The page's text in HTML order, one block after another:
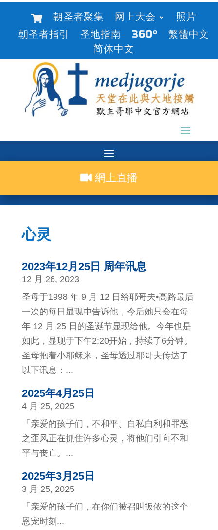
朝圣者聚集 网上大会
照片
朝圣者指引
圣地指南 360°
繁體中文
简体中文
網上直播
心灵
2023年12月25日 周年讯息
12 月 26, 2023
圣母于1998 年 9 月 12 日给耶哥夫•高路最后
一次的每日显现中告诉他，今后她只会在每
年 12 月 25 日的圣诞节显现给他。今年也是
如此，显现于下午2:20开始，持续了6分钟。
圣母抱着小耶稣来，圣母透过耶哥夫传达了
以下讯息：...
2025年4月25日
4 月 25, 2025
「亲爱的孩子们，不和平、自私自利和罪恶
之歪风正在抓住许多心灵，将他们引向不和
平与丧亡。...
2025年3月25日
3 月 25, 2025
「亲爱的孩子们，在你们被召叫皈依的这个
恩宠时刻...